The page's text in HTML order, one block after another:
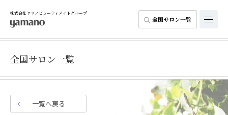
株式会社ヤマノビューティメイトグループ
全国サロン一覧
全国サロン一覧
一覧へ戻る